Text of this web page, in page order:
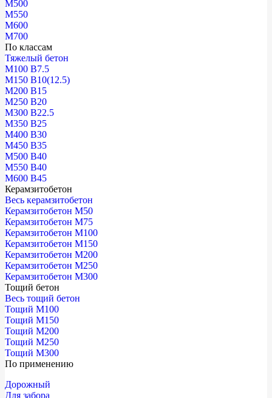
М500
М550
М600
М700
По классам
Тяжелый бетон
М100 В7.5
М150 В10(12.5)
М200 В15
М250 В20
М300 В22.5
М350 В25
М400 В30
М450 В35
М500 В40
М550 В40
М600 В45
Керамзитобетон
Весь керамзитобетон
Керамзитобетон М50
Керамзитобетон М75
Керамзитобетон М100
Керамзитобетон М150
Керамзитобетон М200
Керамзитобетон М250
Керамзитобетон М300
Тощий бетон
Весь тощий бетон
Тощий М100
Тощий М150
Тощий М200
Тощий М250
Тощий М300
По применению
Дорожный
Для забора